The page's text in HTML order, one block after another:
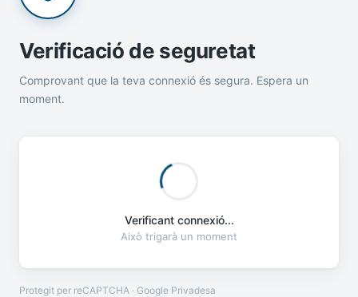
Verificació de seguretat
Comprovant que la teva connexió és segura. Espera un
moment.
Verificant connexió...
Això trigarà un moment
Protegit per reCAPTCHA · Google Privadesa